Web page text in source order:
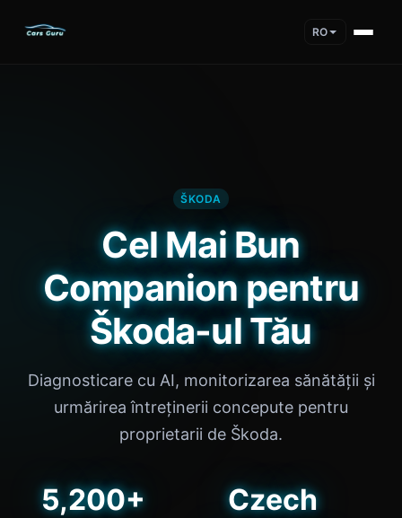
RO
ŠKODA
Cel Mai Bun
Companion pentru
Škoda-ul Tău
Diagnosticare cu AI, monitorizarea sănătății și
urmărirea întreținerii concepute pentru
proprietarii de Škoda.
5,200+
Czech